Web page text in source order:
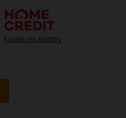
Koupit na splátky